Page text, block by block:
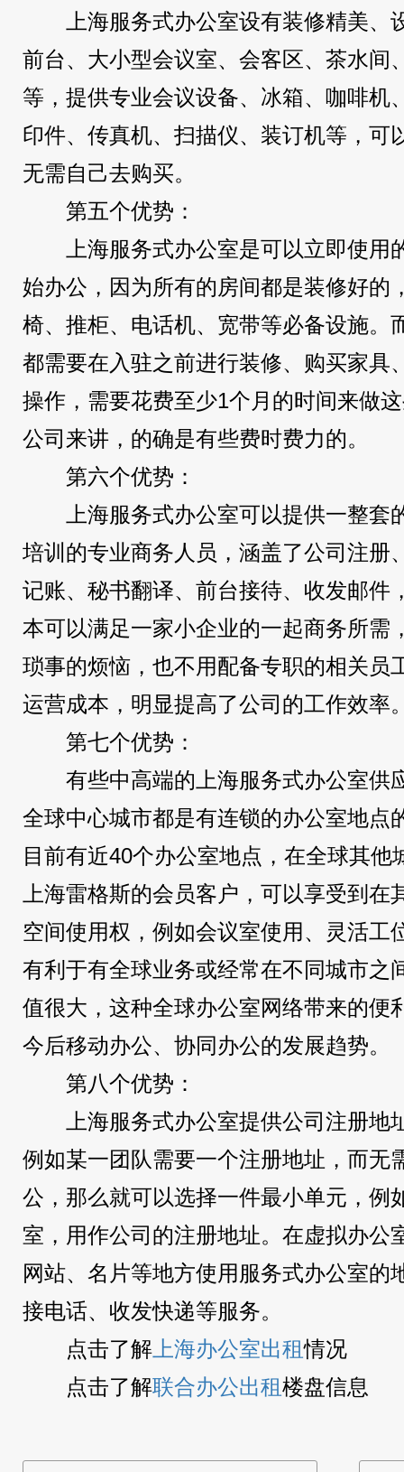
上海服务式办公室设有装修精美
前台、大小型会议室、会客区、茶水间
等，提供专业会议设备、冰箱、咖啡机
印件、传真机、扫描仪、装订机等，可
无需自己去购买。
第五个优势：
上海服务式办公室是可以立即使
始办公，因为所有的房间都是装修好的
椅、推柜、电话机、宽带等必备设施。
都需要在入驻之前进行装修、购买家具
操作，需要花费至少1个月的时间来做
公司来讲，的确是有些费时费力的。
第六个优势：
上海服务式办公室可以提供一整
培训的专业商务人员，涵盖了公司注册
记账、秘书翻译、前台接待、收发邮件
本可以满足一家小企业的一起商务所需
琐事的烦恼，也不用配备专职的相关员
运营成本，明显提高了公司的工作效率
第七个优势：
有些中高端的上海服务式办公室供
全球中心城市都是有连锁的办公室地点
目前有近40个办公室地点，在全球其他
上海雷格斯的会员客户，可以享受到
空间使用权，例如会议室使用、灵活工
有利于有全球业务或经常在不同城市之
值很大，这种全球办公室网络带来的便
今后移动办公、协同办公的发展趋势。
第八个优势：
上海服务式办公室提供公司注册
例如某一团队需要一个注册地址，而无
公，那么就可以选择一件最小单元，例
室，用作公司的注册地址。在虚拟办公
网站、名片等地方使用服务式办公室的
接电话、收发快递等服务。
点击了解 上海办公室出租情况
点击了解联合办公出租楼盘信息